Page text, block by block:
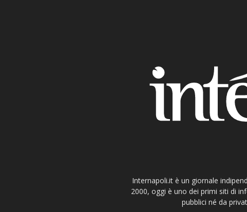
Internapoli.it è un giornale
2000, oggi è uno dei primi siti di
pubblici né da